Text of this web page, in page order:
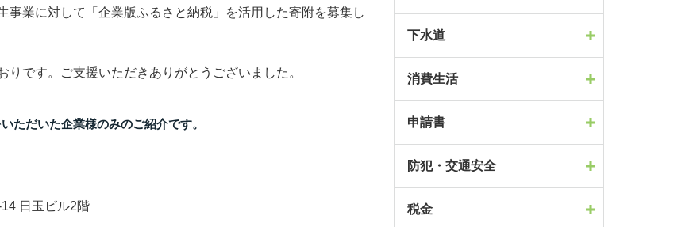
業に対して「企業版ふるさと納税」を活用した寄附を募集し
です。ご支援いただきありがとうございました。
ただいた企業様のみのご紹介です。
日玉ビル2階
下水道
消費生活
申請書
防犯・交通安全
税金